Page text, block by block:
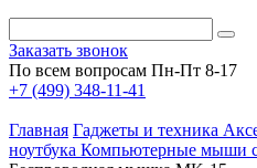
Заказать звонок
По всем вопросам Пн-Пт 8-17
+7 (499) 348-11-41
Главная Гаджеты и техника
ноутбука Компьютерные мыши